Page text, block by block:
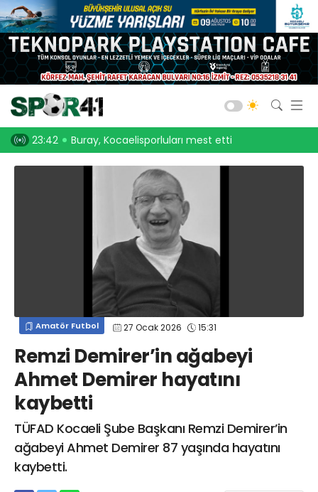
Kocaelisporluları mest etti 23:30 Onurcan Piri: Kocaeli Stadı’nın
Amatör Futbol 27 Ocak 2026 15:31
Remzi Demirer’in ağabeyi
Ahmet Demirer hayatını
kaybetti
TÜFAD Kocaeli Şube Başkanı Remzi Demirer’in
ağabeyi Ahmet Demirer 87 yaşında hayatını
kaybetti.
Kocaelispor
Gölcük
Bld. Derince
Darıca GB.
Salon Sporları
Okul Sporları
Web TV
info@spor41.com